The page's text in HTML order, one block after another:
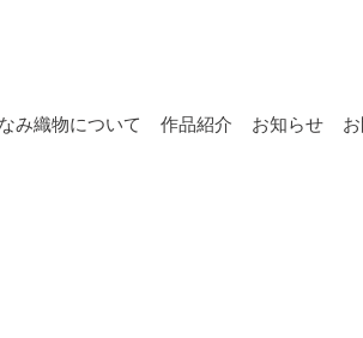
み織物について 作品紹介 お知らせ